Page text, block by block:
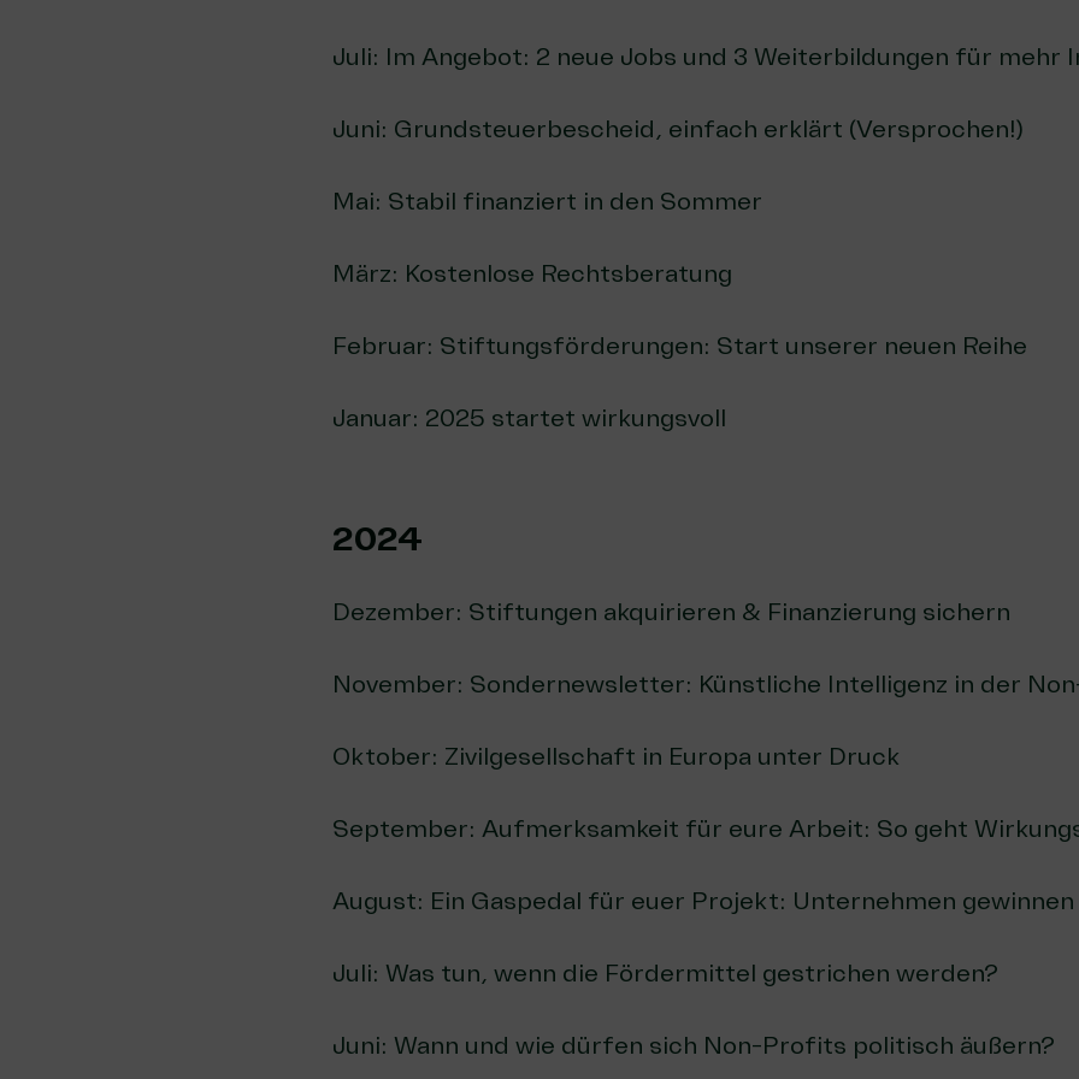
Juli: Im Angebot: 2 neue Jobs und 3 Weiterbildungen für mehr
Juni: Grundsteuerbescheid, einfach erklärt (Versprochen!)
Mai: Stabil finanziert in den Sommer
März: Kostenlose Rechtsberatung
Februar: Stiftungsförderungen: Start unserer neuen Reihe
Januar: 2025 startet wirkungsvoll
2024
Dezember: Stiftungen akquirieren & Finanzierung sichern
November: Sondernewsletter: Künstliche Intelligenz in der
Oktober: Zivilgesellschaft in Europa unter Druck
September: Aufmerksamkeit für eure Arbeit: So geht
August: Ein Gaspedal für euer Projekt: Unternehmen gewinnen
Juli: Was tun, wenn die Fördermittel gestrichen werden?
Juni: Wann und wie dürfen sich Non-Profits politisch äußern?